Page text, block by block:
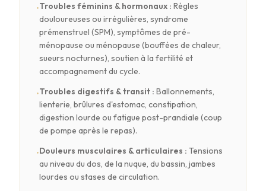
•Troubles féminins & hormonaux : Règles
douloureuses ou irrégulières, syndrome
prémenstruel (SPM), symptômes de pré-
ménopause ou ménopause (bouffées de chaleur,
sueurs nocturnes), soutien à la fertilité et
accompagnement du cycle.
•Troubles digestifs & transit : Ballonnements,
lienterie, brûlures d'estomac, constipation,
digestion lourde ou fatigue post-prandiale (coup
de pompe après le repas).
•Douleurs musculaires & articulaires : Tensions
au niveau du dos, de la nuque, du bassin, jambes
lourdes ou stases de circulation.